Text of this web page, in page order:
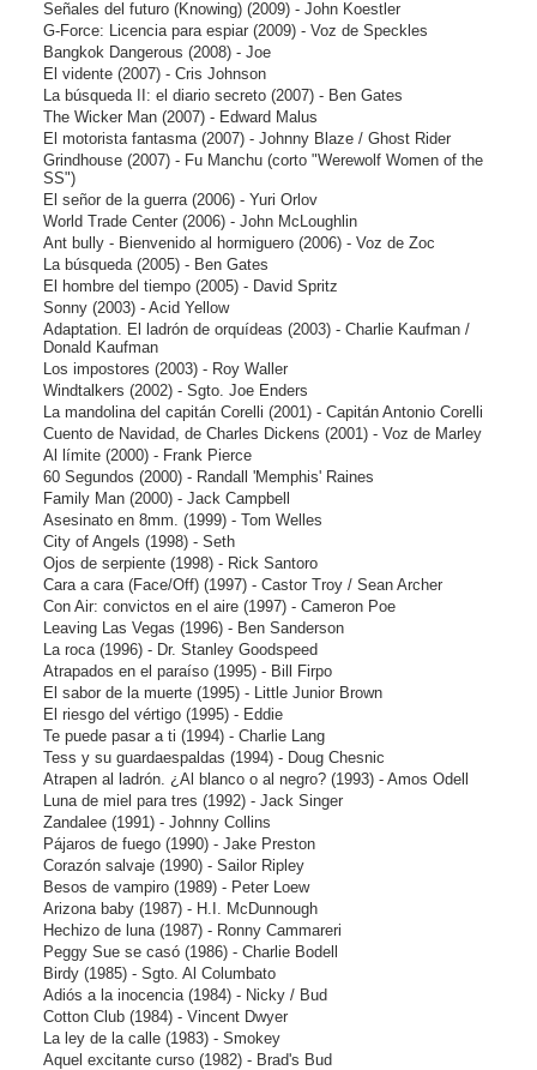
Señales del futuro (Knowing) (2009) - John Koestler
G-Force: Licencia para espiar (2009) - Voz de Speckles
Bangkok Dangerous (2008) - Joe
El vidente (2007) - Cris Johnson
La búsqueda II: el diario secreto (2007) - Ben Gates
The Wicker Man (2007) - Edward Malus
El motorista fantasma(2007) - Johnny Blaze / Ghost Rider
Grindhouse (2007) - Fu Manchu (corto "Werewolf Women of the
SS")
El señor de la guerra(2006) - Yuri Orlov
World Trade Center (2006) - John McLoughlin
Ant bully - Bienvenido al hormiguero (2006) - Voz de Zoc
La búsqueda(2005) - Ben Gates
El hombre del tiempo (2005) - David Spritz
Sonny (2003) - Acid Yellow
Adaptation. El ladrón de orquídeas (2003) - Charlie Kaufman /
Donald Kaufman
Los impostores (2003) - Roy Waller
Windtalkers (2002) - Sgto. Joe Enders
La mandolina del capitán Corelli (2001) - Capitán Antonio Corelli
Cuento de Navidad, de Charles Dickens (2001) - Voz de Marley
Al límite (2000) - Frank Pierce
60 Segundos (2000) - Randall 'Memphis' Raines
Family Man (2000) - Jack Campbell
Asesinato en 8mm. (1999) - Tom Welles
City of Angels (1998) - Seth
Ojos de serpiente (1998) - Rick Santoro
Cara a cara (Face/Off) (1997) - Castor Troy / Sean Archer
Con Air: convictos en el aire (1997) - Cameron Poe
Leaving Las Vegas (1996) - Ben Sanderson
La roca(1996) - Dr. Stanley Goodspeed
Atrapados en el paraíso (1995) - Bill Firpo
El sabor de la muerte (1995) - Little Junior Brown
El riesgo del vértigo (1995) - Eddie
Te puede pasar a ti (1994) - Charlie Lang
Tess y su guardaespaldas (1994) - Doug Chesnic
Atrapen al ladrón. ¿Al blanco o al negro? (1993) - Amos Odell
Luna de miel para tres (1992) - Jack Singer
Zandalee (1991) - Johnny Collins
Pájaros de fuego (1990) - Jake Preston
Corazón salvaje (1990) - Sailor Ripley
Besos de vampiro (1989) - Peter Loew
Arizona baby (1987) - H.I. McDunnough
Hechizo de luna(1987) - Ronny Cammareri
Peggy Sue se casó (1986) - Charlie Bodell
Birdy (1985) - Sgto. Al Columbato
Adiós a la inocencia(1984) - Nicky / Bud
Cotton Club (1984) - Vincent Dwyer
La ley de la calle (1983) - Smokey
Aquel excitante curso (1982) - Brad's Bud